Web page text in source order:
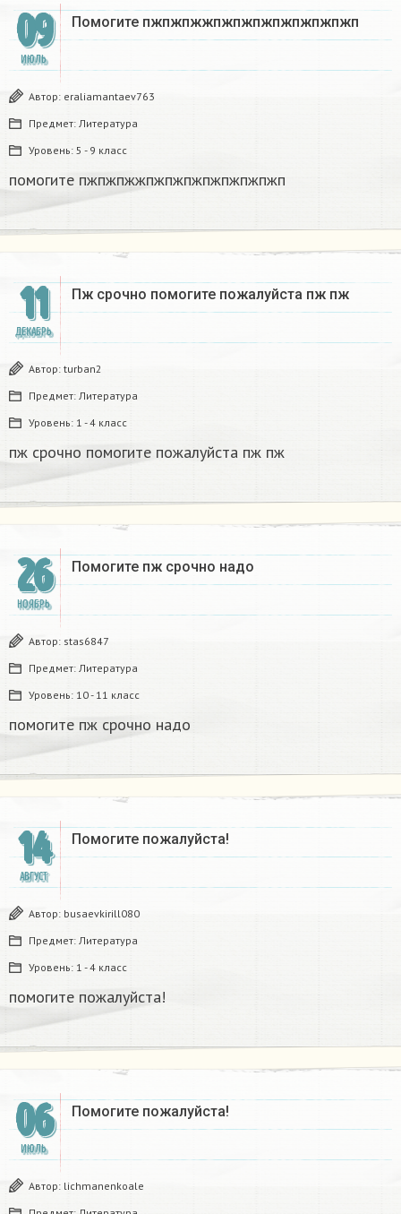
09
ИЮЛЬ
Помогите пжпжпжжпжпжпжпжпжпжпжп​
Автор: eraliamantaev763
Предмет: Литература
Уровень: 5 - 9 класс
помогите пжпжпжжпжпжпжпжпжпжпжп​
11
ДЕКАБРЬ
Пж срочно помогите пожалуйста пж пж​
Автор: turban2
Предмет: Литература
Уровень: 1 - 4 класс
пж срочно помогите пожалуйста пж пж​
26
НОЯБРЬ
Помогите пж срочно надо​
Автор: stas6847
Предмет: Литература
Уровень: 10 - 11 класс
помогите пж срочно надо​
14
АВГУСТ
Помогите пожалуйста!​
Автор: busaevkirill080
Предмет: Литература
Уровень: 1 - 4 класс
помогите пожалуйста!​
06
ИЮЛЬ
Помогите пожалуйста!​
Автор: lichmanenkoale